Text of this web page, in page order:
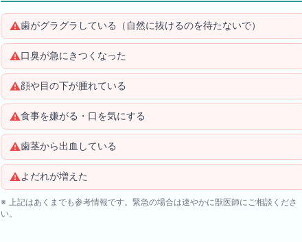
⚠️歯がグラグラしている（自然に抜けるのを待たないで）
⚠️口臭が急にきつくなった
⚠️顔や目の下が腫れている
⚠️食事を嫌がる・口を気にする
⚠️歯茎から出血している
⚠️よだれが増えた
※ 上記はあくまでも参考情報です。緊急の場合は速やかに獣医師にご相談くださ
い。